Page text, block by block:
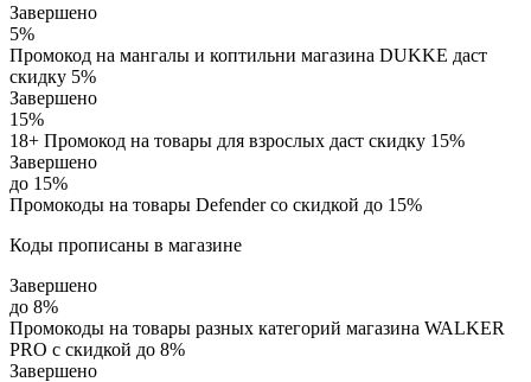
Завершено
5%
Промокод на мангалы и коптильни магазина DUKKE даст
скидку 5%
Завершено
15%
18+ Промокод на товары для взрослых даст скидку 15%
Завершено
до 15%
Промокоды на товары Defender со скидкой до 15%
Коды прописаны в магазине
Завершено
до 8%
Промокоды на товары разных категорий магазина WALKER
PRO с скидкой до 8%
Завершено